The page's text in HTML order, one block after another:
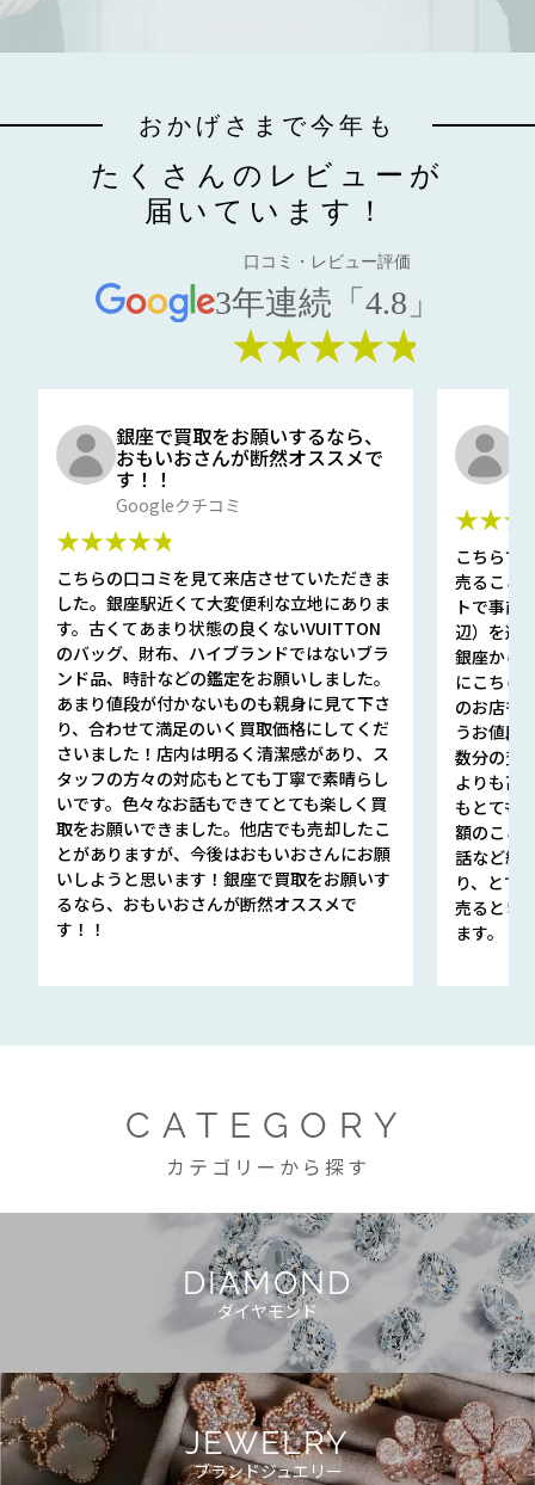
おかげさまで今年も
たくさんのレビューが
届いています！
口コミ・レビュー評価
3年連続「4.8」
★★★★★
銀座で買取をお願いするなら、
おもいおさんが断然オススメで
す！！
Googleクチコミ
★★★★★
こちらの口コミを見て来店させていただきま
した。銀座駅近くて大変便利な立地にありま
す。古くてあまり状態の良くないVUITTON
のバッグ、財布、ハイブランドではないブラ
ンド品、時計などの鑑定をお願いしました。
あまり値段が付かないものも親身に見て下さ
り、合わせて満足のいく買取価格にしてくだ
さいました！店内は明るく清潔感があり、ス
タッフの方々の対応もとても丁寧で素晴らし
いです。色々なお話もできてとても楽しく買
取をお願いできました。他店でも売却したこ
とがありますが、今後はおもいおさんにお願
いしようと思います！銀座で買取をお願いす
るなら、おもいおさんが断然オススメで
す！！
こちらで
売ること
トで事前
辺）を選
銀座から
にこちら
のお店も
うお値段
数分の査
よりも高
もとても
額のこと
話など細
り、とて
売るとき
ます。
CATEGORY
カテゴリーから探す
DIAMOND
ダイヤモンド
JEWELRY
ブランドジュエリー